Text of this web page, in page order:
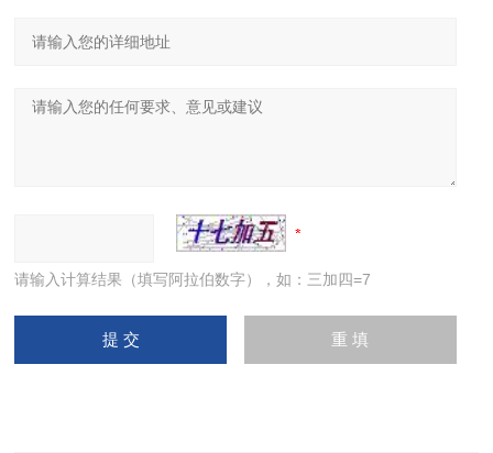
请输入计算结果（填写阿拉伯数字），如：三加四=7